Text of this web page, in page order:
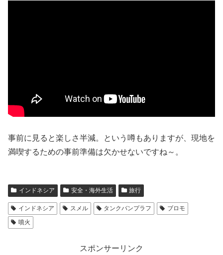
事前に見ると楽しさ半減。という噂もありますが、現地を
満喫するための事前準備は欠かせないですね～。
インドネシア 安全・海外生活 旅行
インドネシア スメル タンクバンプラフ
ブロモ
噴火
スポンサーリンク